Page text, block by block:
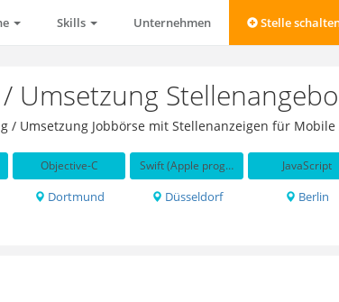
Skills Unternehmen Stelle
Umsetzung
/ Umsetzung Jobbörse mit Stellenanzeigen für
Objective-C Swift (Apple programming language) JavaScript
Dortmund Düsseldorf Berlin